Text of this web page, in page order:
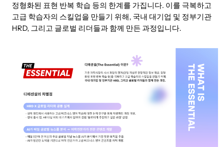
정형화된 표현 반복 학습 등의 한계를 가집니다. 이를 극복하고
고급 학습자의 스킬업을 만들기 위해, 국내 대기업 및 정부기관
HRD, 그리고 글로벌 리더들과 함께 만든 과정입니다.